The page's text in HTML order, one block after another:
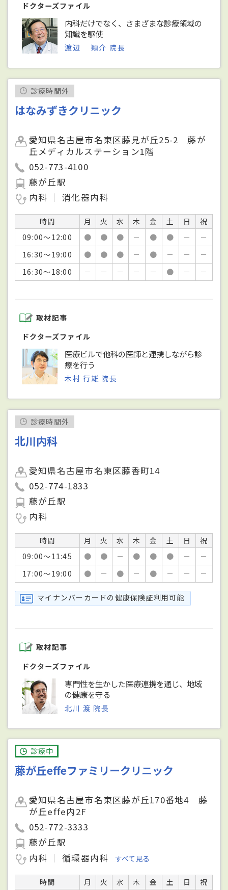
ドクターズファイル
内科だけでなく、さまざまな診療領域の
知識を駆使
渡辺 穎介 院長
診療時間外
はなみずきクリニック
愛知県名古屋市名東区藤見が丘25-2 藤が
丘メディカルステーション1階
052-773-4100
藤が丘駅
内科
消化器内科
時間 月 火 水 木 金 土 日
祝
09:00～12:00
● ● ● － ● ● －
－
16:30～19:00
● ● ● － ● － －
－
16:30～18:00
－ － － － － ● － －
取材記事
ドクターズファイル
医療ビルで他科の医師と連携しながら診
療を行う
木村 行雄 院長
診療時間外
北川内科
愛知県名古屋市名東区藤香町14
052-774-1833
藤が丘駅
内科
時間 月 火 水 木 金 土 日
祝
09:00～11:45
● ● － ● ● ● －
－
17:00～19:00
● － ● － ● － － －
マイナンバーカードの健康保険証利用可能
取材記事
ドクターズファイル
専門性を生かした医療連携を通じ、地域
の健康を守る
北川 渡 院長
診療中
藤が丘effeファミリークリニック
愛知県名古屋市名東区藤が丘170番地4 藤
が丘effe内2F
052-772-3333
藤が丘駅
内科
循環器内科 すべて見る
時間 月 火 水 木 金 土 日 祝